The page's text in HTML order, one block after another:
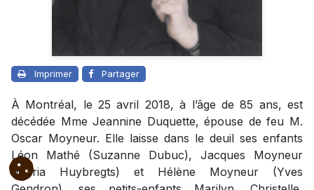
Imprimer Partager
À Montréal, le 25 avril 2018, à l’âge de 85 ans, est
décédée Mme Jeannine Duquette, épouse de feu M.
Oscar Moyneur. Elle laisse dans le deuil ses enfants
Léon Mathé (Suzanne Dubuc), Jacques Moyneur
(Maria Huybregts) et Hélène Moyneur (Yves